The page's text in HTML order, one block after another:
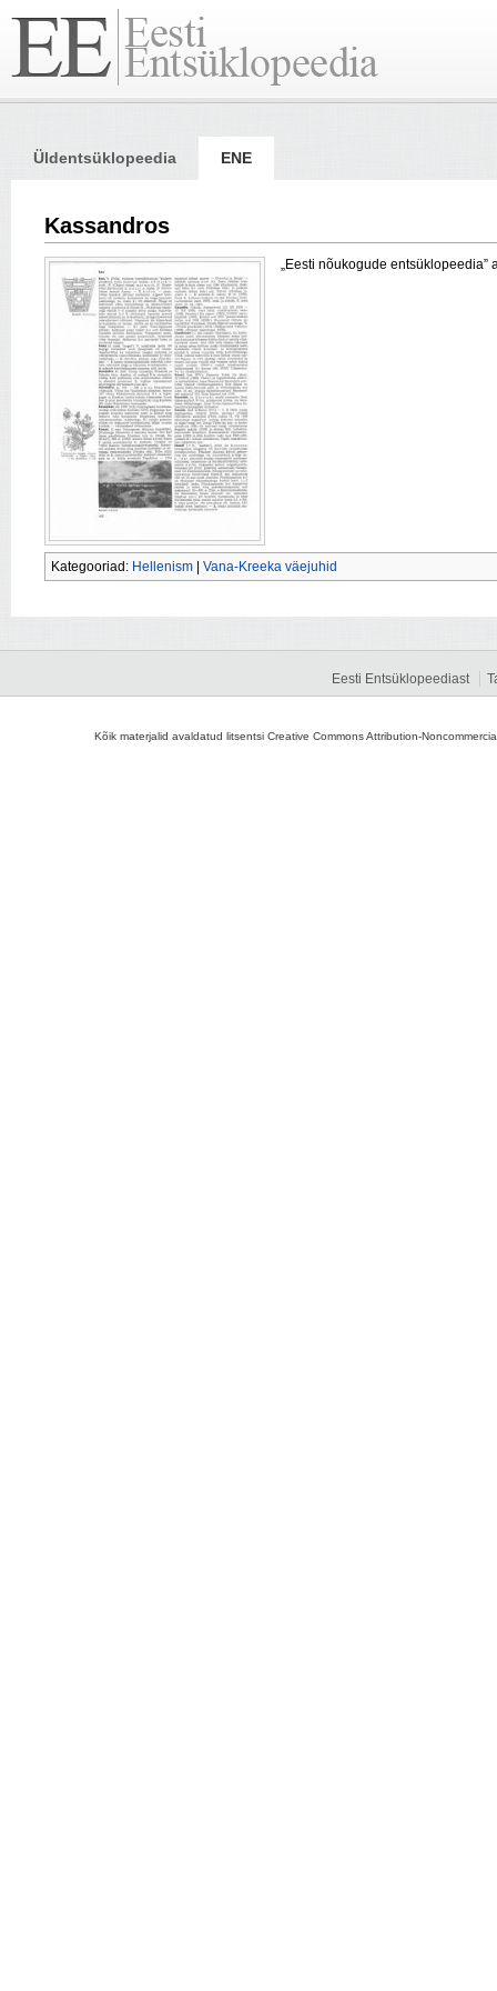
Üldentsüklopeedia ENE
Kassandros
„Eesti nõukogude
Kategooriad: Hellenism Vana-Kreeka väejuhid
Eesti Entsüklopeediast
Kõik materjalid avaldatud litsentsi Creative Commons Attribution-